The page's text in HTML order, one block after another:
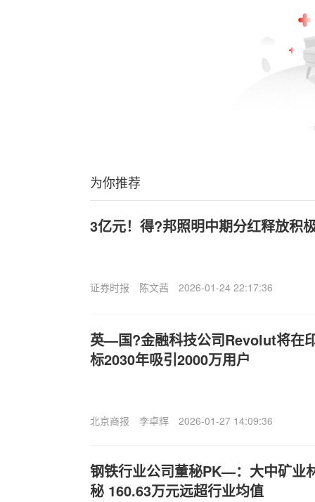
为你推荐
3亿元！得?邦照明中期分红释放积
证券时报 陈文茜 2026-01-24 22:17:36
英—国?金融科技公司Revolut将在
标2030年吸引2000万用户
北京商报 李卓辉 2026-01-27 14:09:36
钢铁行业公司董秘PK—：大中矿业
秘 160.63万元远超行业均值